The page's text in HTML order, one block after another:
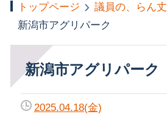
トップページ 議員の、らん丈
新潟市アグリパーク
新潟市アグリパーク
2025.04.18(金)